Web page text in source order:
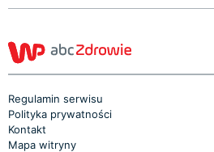
Regulamin serwisu
Polityka prywatności
Kontakt
Mapa witryny